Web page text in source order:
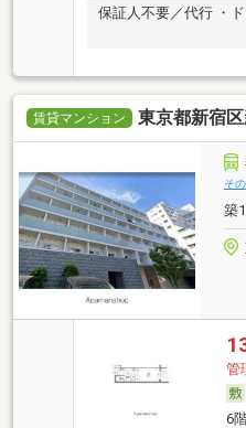
保証人不要／代行 ・
賃貸マンション 東京都新宿
そ
築
管
6